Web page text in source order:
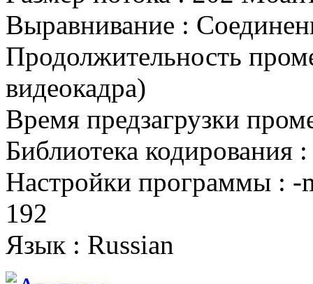
Выравнивание :
Продолжительность
видеокадра)
Время предзагрузки
Библиотека
Настройки программы : -
192
Язык : Russian